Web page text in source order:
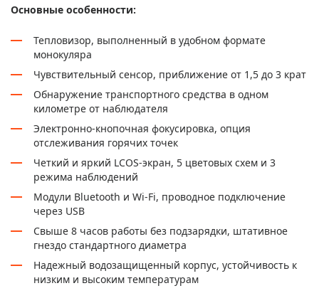
Основные особенности:
Тепловизор, выполненный в удобном формате
монокуляра
Чувствительный сенсор, приближение от 1,5 до 3 крат
Обнаружение транспортного средства в одном
километре от наблюдателя
Электронно-кнопочная фокусировка, опция
отслеживания горячих точек
Четкий и яркий LCOS-экран, 5 цветовых схем и 3
режима наблюдений
Модули Bluetooth и Wi-Fi, проводное подключение
через USB
Свыше 8 часов работы без подзарядки, штативное
гнездо стандартного диаметра
Надежный водозащищенный корпус, устойчивость к
низким и высоким температурам